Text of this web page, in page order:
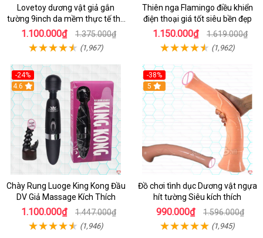
Lovetoy dương vật giả gắn
tường 9inch da mềm thực tế thú
vị
1.100.000₫ 1.375.000₫
(1,967)
Thiên nga Flamingo điều khiển
điện thoại giá tốt siêu bền đẹp
1.150.000₫ 1.619.000₫
(1,962)
-24%
4.6
Chày Rung Luoge King Kong Đầu
DV Giả Massage Kích Thích
1.100.000₫ 1.447.000₫
(1,946)
-38%
Hot
5
Đồ chơi tình dục Dương vật ngựa
hít tường Siêu kích thích
990.000₫ 1.596.000₫
(1,945)